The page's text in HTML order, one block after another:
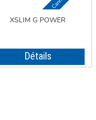
XSLIM G POWER
Détails